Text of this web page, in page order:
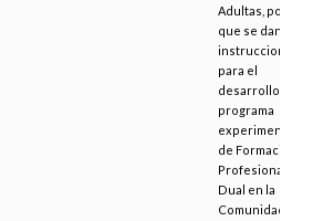
Adultas, por la
que se dan
instrucciones
para el
desarrollo del
programa
experimental
de Formación
Profesional
Dual en la
Comunidad